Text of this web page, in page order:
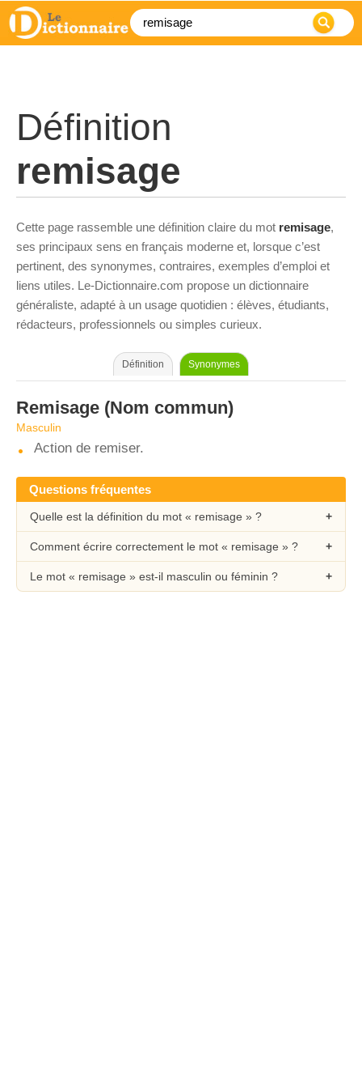
Définition
remisage
Cette page rassemble une définition claire du mot remisage,
ses principaux sens en français moderne et, lorsque c’est
pertinent, des synonymes, contraires, exemples d’emploi et
liens utiles. Le-Dictionnaire.com propose un dictionnaire
généraliste, adapté à un usage quotidien : élèves, étudiants,
rédacteurs, professionnels ou simples curieux.
Définition Synonymes
Remisage (Nom commun)
Masculin
Action de remiser.
Questions fréquentes
Quelle est la définition du mot « remisage » ?
Comment écrire correctement le mot « remisage » ?
Le mot « remisage » est-il masculin ou féminin ?